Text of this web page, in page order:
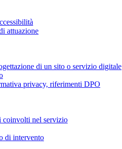
attuazione
di un sito o servizio digitale
privacy, riferimenti DPO
coinvolti nel servizio
di intervento